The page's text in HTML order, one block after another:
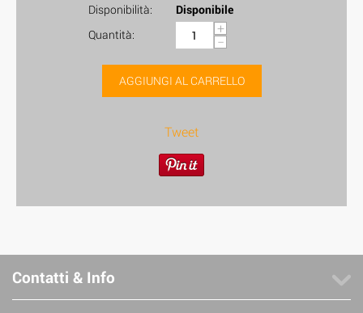
Disponibilità:
Disponibile
Quantità:
+
−
AGGIUNGI AL CARRELLO
Tweet
Contatti & Info